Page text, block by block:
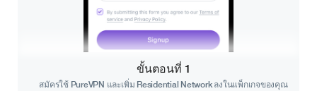
ขั้นตอนที่ 1
สมัครใช้ PureVPN และเพิ่ม Residential Network ลงในแพ็กเกจของคุณ